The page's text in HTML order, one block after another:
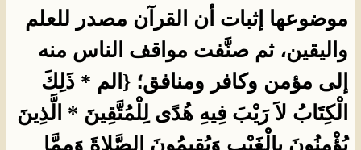
موضوعها إثبات أن القرآن مصدر للعلم
واليقين، ثم صنَّفت مواقف الناس منه
إلى مؤمن وكافر ومنافق؛ {الم * ذَلِكَ
الْكِتَابُ لاَ رَيْبَ فِيهِ هُدًى لِلْمُتَّقِينَ * الَّذِينَ
يُؤْمِنُونَ بِالْغَيْبِ وَيُقِيمُونَ الصَّلاةَ وَمِمَّا